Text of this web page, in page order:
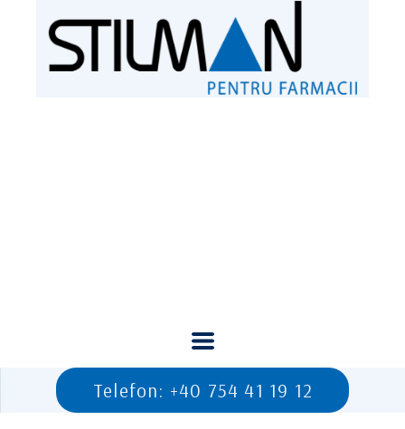
Telefon: +40 754 41 19 12